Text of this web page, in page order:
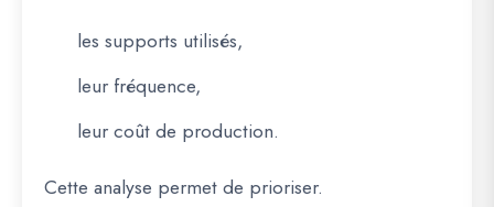
les supports utilisés,
leur fréquence,
leur coût de production.
Cette analyse permet de prioriser.